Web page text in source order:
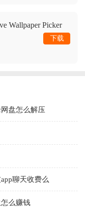
Wallpaper Picker
下载
盘怎么解压
聊天收费么
么赚钱